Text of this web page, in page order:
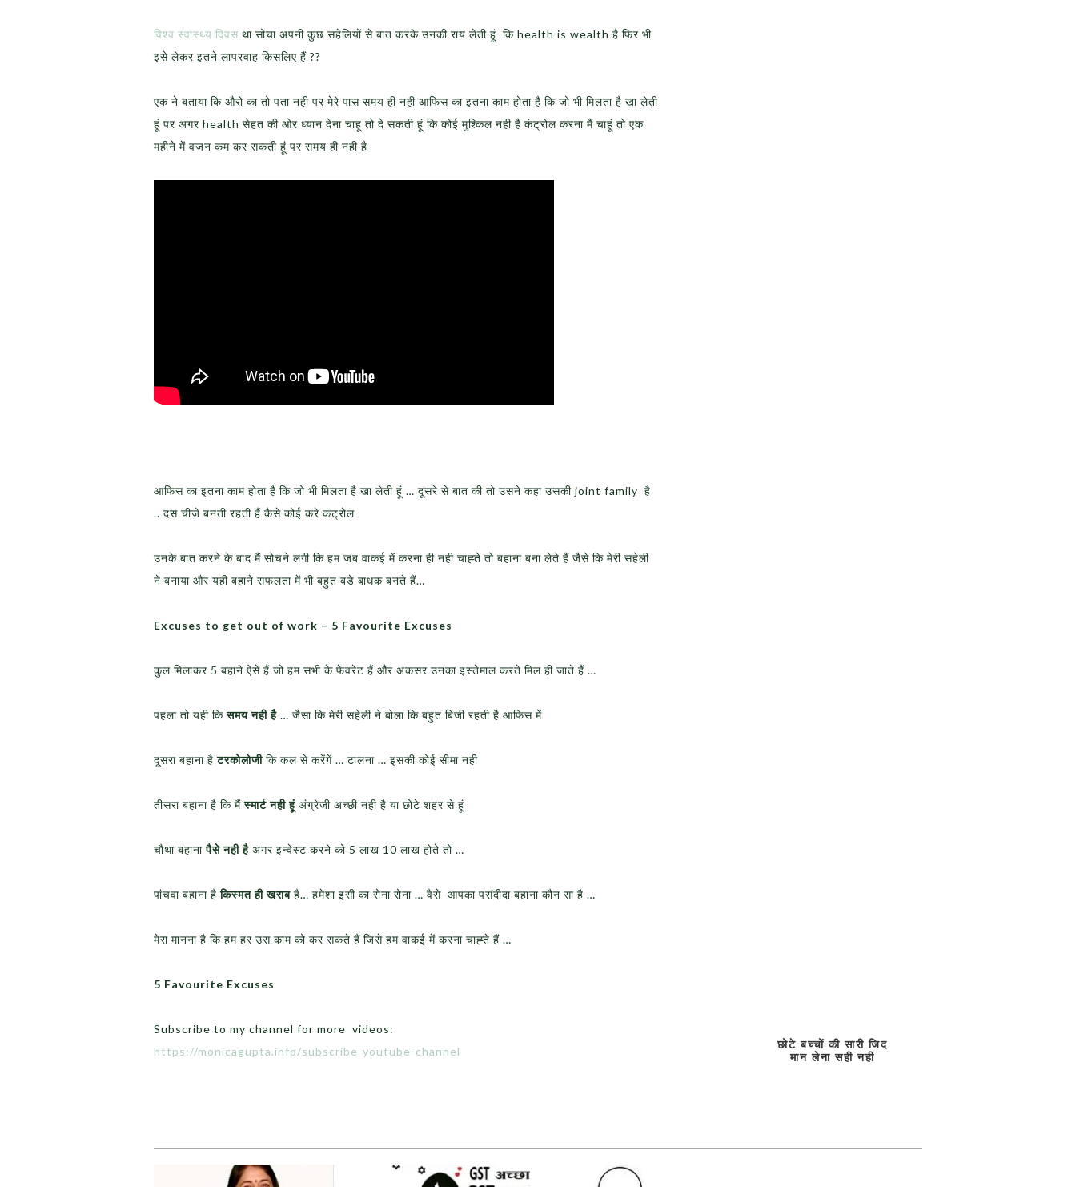
विश्व स्वास्थ्य दिवस था सोचा अपनी कुछ सहेलियों से बात करके उनकी राय लेती हूं कि health is wealth है फिर भी
इसे लेकर इतने लापरवाह किसलिए हैं ??
एक ने बताया कि औरो का तो पता नही पर मेरे पास समय ही नही आफिस का इतना काम होता है कि जो भी मिलता है खा लेती
हूं पर अगर health सेहत की ओर ध्यान देना चाहू तो दे सकती हूं कि कोई मुश्किल नही है कंट्रोल करना मैं चाहूं तो एक
महीने में वजन कम कर सकती हूं पर समय ही नही है
आफिस का इतना काम होता है कि जो भी मिलता है खा लेती हूं … दूसरे से बात की तो उसने कहा उसकी joint family है
.. दस चीजे बनती रहती हैं कैसे कोई करे कंट्रोल
उनके बात करने के बाद मैं सोचने लगी कि हम जब वाकई में करना ही नही चाह्ते तो बहाना बना लेते हैं जैसे कि मेरी सहेली
ने बनाया और यही बहाने सफलता में भी बहुत बडे बाधक बनते हैं…
Excuses to get out of work – 5 Favourite Excuses
कुल मिलाकर 5 बहाने ऐसे हैं जो हम सभी के फेवरेट हैं और अकसर उनका इस्तेमाल करते मिल ही जाते हैं …
पहला तो यही किसमय नही है … जैसा कि मेरी सहेली ने बोला कि बहुत बिजी रहती है आफिस में
दूसरा बहाना हैटरकोलोजी कि कल से करेंगें … टालना … इसकी कोई सीमा नही
तीसरा बहाना है कि मैंस्मार्ट नही हूं अंग्रेजी अच्छी नही है या छोटे शहर से हूं
चौथा बहानापैसे नही है अगर इन्वेस्ट करने को 5 लाख 10 लाख होते तो …
पांचवा बहाना हैकिस्मत ही खराब है… हमेशा इसी का रोना रोना … वैसे आपका पसंदीदा बहाना कौन सा है …
मेरा मानना है कि हम हर उस काम को कर सकते हैं जिसे हम वाकई में करना चाह्ते हैं …
5 Favourite Excuses
Subscribe to my channel for more videos:
https://monicagupta.info/subscribe-youtube-channel
छोटे बच्चों की सारी जिद
मान लेना सही नही